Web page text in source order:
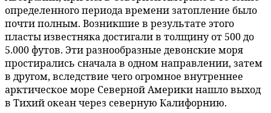
определенного периода времени затопление было
почти полным. Возникшие в результате этого
пласты известняка достигали в толщину от 500 до
5.000 футов. Эти разнообразные девонские моря
простирались сначала в одном направлении, затем
в другом, вследствие чего огромное внутреннее
арктическое море Северной Америки нашло выход
в Тихий океан через северную Калифорнию.